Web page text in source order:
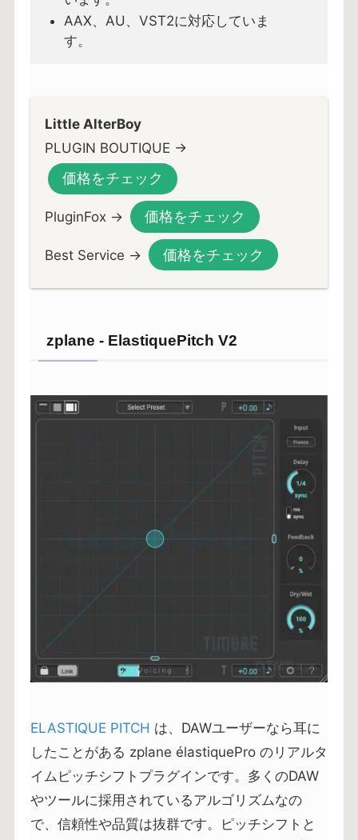
AAX、AU、VST2に対応していま
す。
Little AlterBoy
PLUGIN BOUTIQUE →
価格をチェック
PluginFox → 価格をチェック
Best Service → 価格をチェック
zplane - ElastiquePitch V2
ELASTIQUE PITCH は、DAWユーザーなら耳に
したことがある zplane élastiquePro のリアルタ
イムピッチシフトプラグインです。多くのDAW
やツールに採用されているアルゴリズムなの
で、信頼性や品質は抜群です。ピッチシフトと